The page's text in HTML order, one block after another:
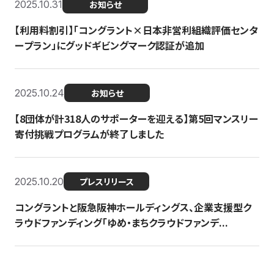
2025.10.31 お知らせ
【利用料割引】「コングラント×日本非営利組織評価センタ
ープラン」にグッドギビングマーク認証が追加
2025.10.24 お知らせ
【8団体が計318人のサポーターを迎える】​​第5回マンスリー
寄付挑戦プログラムが終了しました
2025.10.20 プレスリリース
コングラントと阪急阪神ホールディングス、企業支援型ク
ラウドファンディング「ゆめ・まちクラウドファンデ...